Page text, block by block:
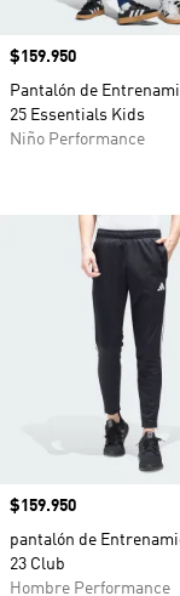
Precio
$159.950
Pantalón de
25 Essentials Kids
Niño Performance
Precio
$159.950
pantalón de
23 Club
Hombre Performance